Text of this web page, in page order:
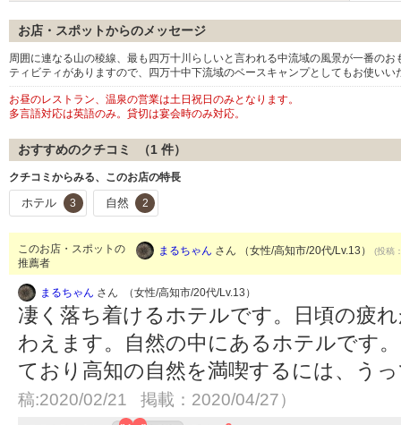
お店・スポットからのメッセージ
周囲に連なる山の稜線、最も四万十川らしいと言われる中流域の風景が一番の
ティビティがありますので、四万十中下流域のベースキャンプとしてもお使い
お昼のレストラン、温泉の営業は土日祝日のみとなります。
多言語対応は英語のみ。貸切は宴会時のみ対応。
おすすめのクチコミ （1 件）
クチコミからみる、このお店の特長
ホテル 3 自然 2
このお店・スポットの
推薦者
まるちゃん さん （女性/高知市/20代/Lv.13） (投稿
まるちゃん さん （女性/高知市/20代/Lv.13）
凄く落ち着けるホテルです。日頃の疲
わえます。自然の中にあるホテルです
ており高知の自然を満喫するには、う
稿:2020/02/21 掲載：2020/04/27）